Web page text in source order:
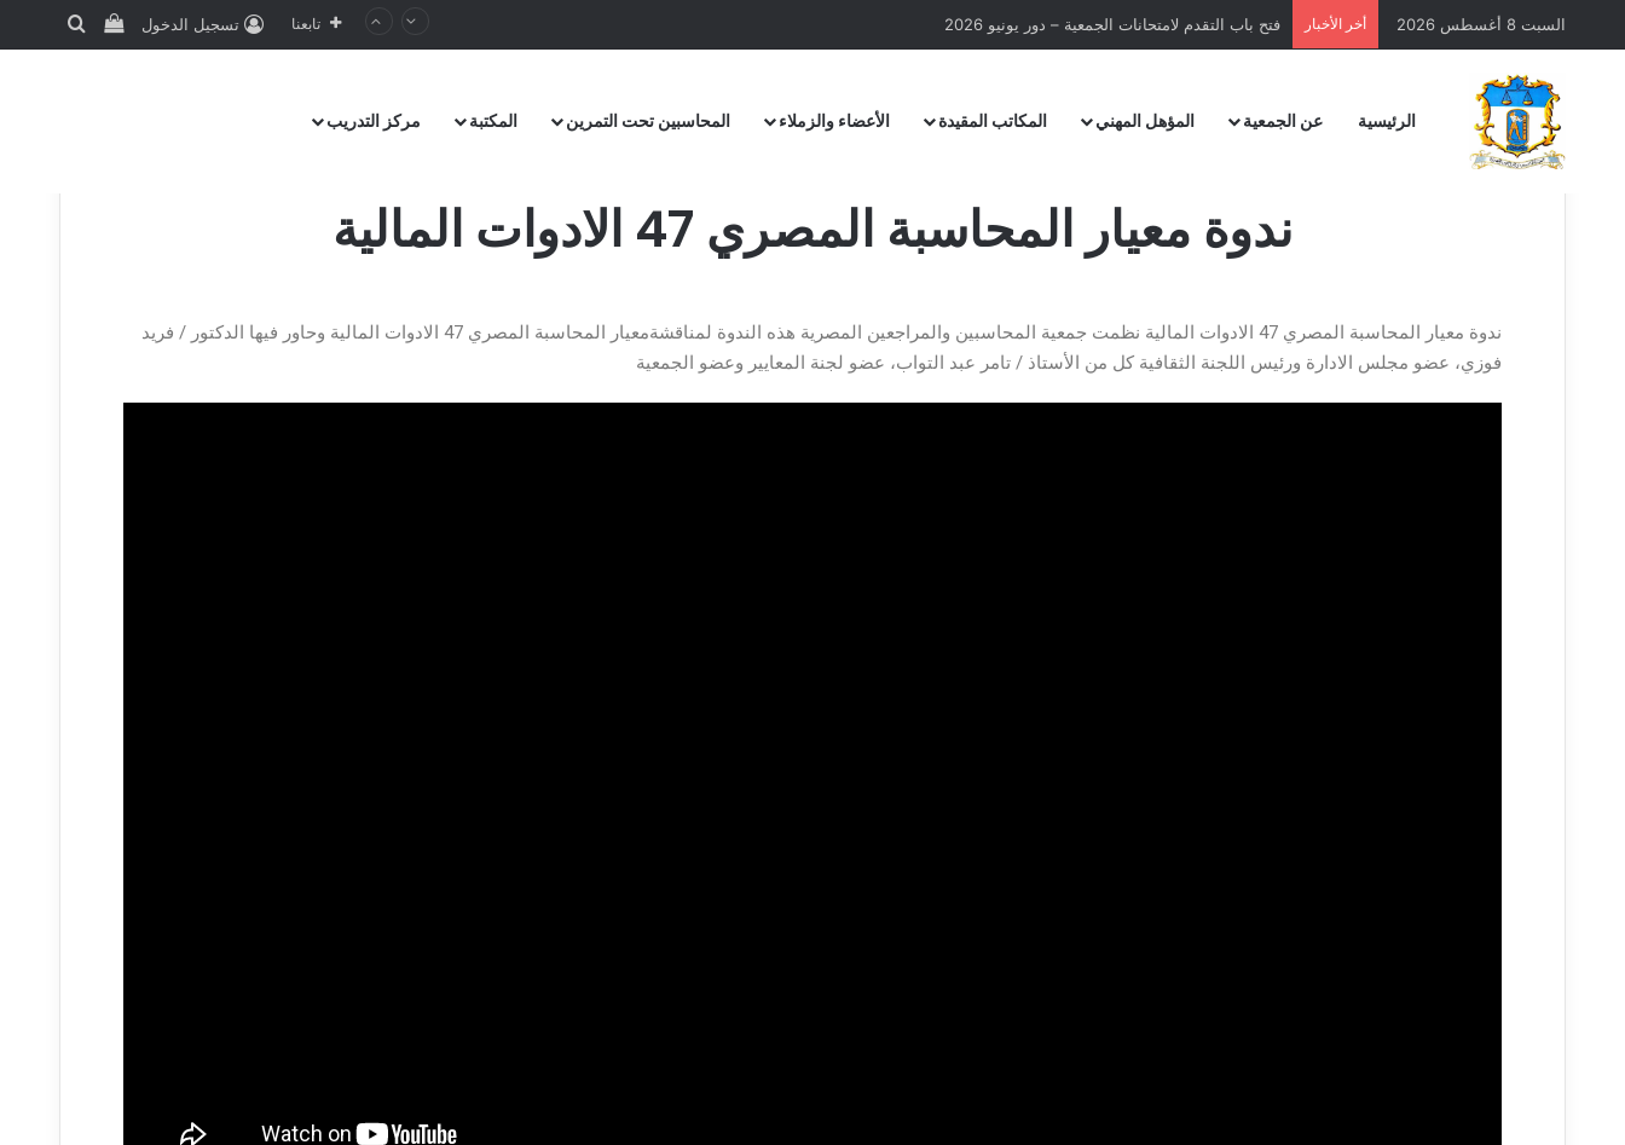
السبت 8 أغسطس 2026 أخر الأخبار تابعنا تسجيل الدخول
الرئيسية عن الجمعية المؤهل المهني المكاتب المقيدة الأعضاء والزملاء المحاسبين تحت التمرين المكتبة مركز التدريب
ندوة معيار المحاسبة المصري 47 الادوات المالية
ندوة معيار المحاسبة المصري 47 الادوات المالية نظمت جمعية المحاسبين والمراجعين المصرية هذه الندوة لمناقشةمعيار المحاسبة المصري 47 الادوات المالية وحاور فيها الدكتور / فريد
فوزي، عضو مجلس الادارة ورئيس اللجنة الثقافية كل من الأستاذ / تامر عبد التواب، عضو لجنة المعايير وعضو الجمعية